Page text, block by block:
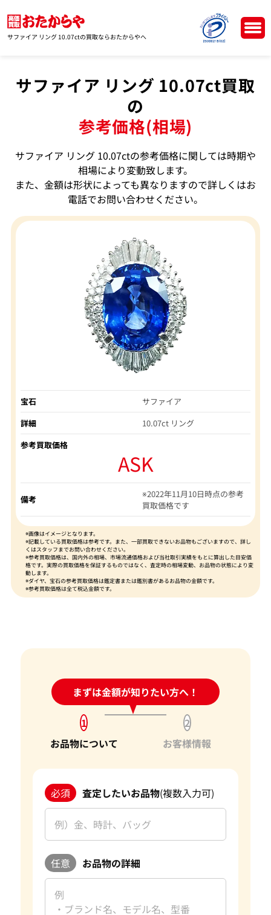
サファイア リング 10.07ctの買取ならおたからやへ
サファイア リング 10.07ct買取
の
参考価格(相場)
サファイア リング 10.07ctの参考価格に関しては時期や
相場により変動致します。
また、金額は形状によっても異なりますので詳しくはお
電話でお問い合わせください。
宝石
サファイア
詳細
10.07ct リング
参考買取価格
ASK
備考
※2022年11月10日時点の参考
買取価格です
※画像はイメージとなります。
※記載している買取価格は参考です。また、一部買取できないお品物もございますので、詳し
くはスタッフまでお問い合わせください。
※参考買取価格は、国内外の相場、市場流通価格および当社取引実績をもとに算出した目安価
格です。実際の買取価格を保証するものではなく、査定時の相場変動、お品物の状態により変
動します。
※ダイヤ、宝石の参考買取価格は鑑定書または鑑別書があるお品物の金額です。
※参考買取価格は全て税込金額です。
まずは金額が知りたい方へ！
24時間受付中!問い合わせフォーム
1
お品物について
2
お客様情報
必須 査定したいお品物(複数入力可)
任意 お品物の詳細